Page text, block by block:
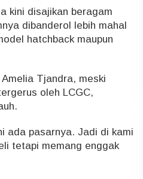
kini disajikan beragam
dibanderol lebih mahal
hatchback maupun
Tjandra, meski
oleh LCGC,
ada pasarnya. Jadi di kami
tetapi memang enggak